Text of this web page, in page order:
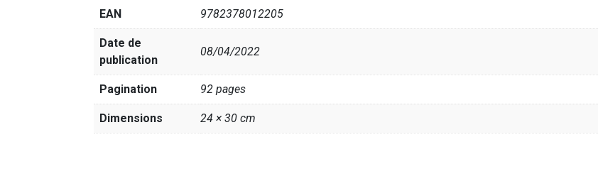
EAN 9782378012205
Date de
publication
08/04/2022
Pagination 92 pages
Dimensions 24 × 30 cm